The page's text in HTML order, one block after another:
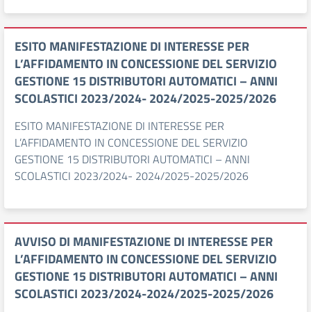
ESITO MANIFESTAZIONE DI INTERESSE PER
L’AFFIDAMENTO IN CONCESSIONE DEL SERVIZIO
GESTIONE 15 DISTRIBUTORI AUTOMATICI – ANNI
SCOLASTICI 2023/2024- 2024/2025-2025/2026
ESITO MANIFESTAZIONE DI INTERESSE PER
L’AFFIDAMENTO IN CONCESSIONE DEL SERVIZIO
GESTIONE 15 DISTRIBUTORI AUTOMATICI – ANNI
SCOLASTICI 2023/2024- 2024/2025-2025/2026
AVVISO DI MANIFESTAZIONE DI INTERESSE PER
L’AFFIDAMENTO IN CONCESSIONE DEL SERVIZIO
GESTIONE 15 DISTRIBUTORI AUTOMATICI – ANNI
SCOLASTICI 2023/2024-2024/2025-2025/2026